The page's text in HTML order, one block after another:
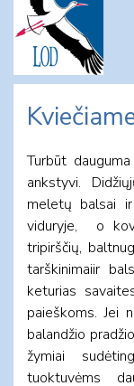
content
Turbūt
ankstyvi.
meletų balsai
viduryje, o
tripirščių,
tarškinimaiir
keturias
paieškoms. Jei
balandžio
žymiai
tuoktuvėms